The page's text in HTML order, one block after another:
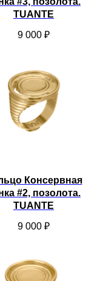
TUANTE
9 000 ₽
Консервная
#2, позолота.
TUANTE
9 000 ₽